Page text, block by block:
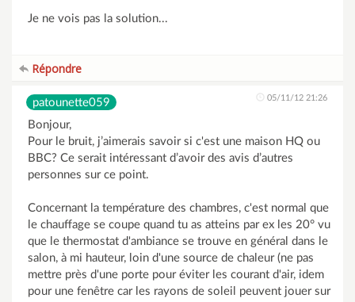
Je ne vois pas la solution...
Répondre
patounette059 05/11/12 21:26
Bonjour,
Pour le bruit, j’aimerais savoir si c'est une maison HQ ou
BBC? Ce serait intéressant d’avoir des avis d’autres
personnes sur ce point.
Concernant la température des chambres, c'est normal que
le chauffage se coupe quand tu as atteins par ex les 20° vu
que le thermostat d'ambiance se trouve en général dans le
salon, à mi hauteur, loin d'une source de chaleur (ne pas
mettre près d'une porte pour éviter les courant d'air, idem
pour une fenêtre car les rayons de soleil peuvent jouer sur